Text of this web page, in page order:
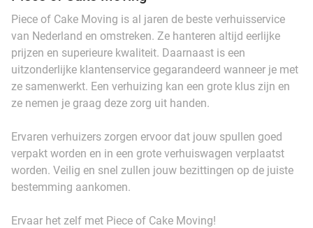
Piece of Cake Moving is al jaren de beste verhuisservice
van Nederland en omstreken. Ze hanteren altijd eerlijke
prijzen en superieure kwaliteit. Daarnaast is een
uitzonderlijke klantenservice gegarandeerd wanneer je met
ze samenwerkt. Een verhuizing kan een grote klus zijn en
ze nemen je graag deze zorg uit handen.
Ervaren verhuizers zorgen ervoor dat jouw spullen goed
verpakt worden en in een grote verhuiswagen verplaatst
worden. Veilig en snel zullen jouw bezittingen op de juiste
bestemming aankomen.
Ervaar het zelf met Piece of Cake Moving!